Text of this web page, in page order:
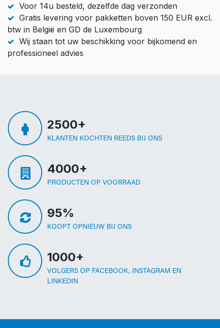
Voor 14u besteld, dezelfde dag verzonden
Gratis levering voor pakketten boven 150 EUR excl.
btw in België en GD de Luxembourg
Wij staan tot uw beschikking voor bijkomend en
professioneel advies
2500+
KLANTEN KOCHTEN REEDS BIJ ONS
4000+
PRODUCTEN OP VOORRAAD
95%
KOOPT OPNIEUW BIJ ONS
1000+
VOLGERS OP FACEBOOK, INSTAGRAM EN
LINKEDIN